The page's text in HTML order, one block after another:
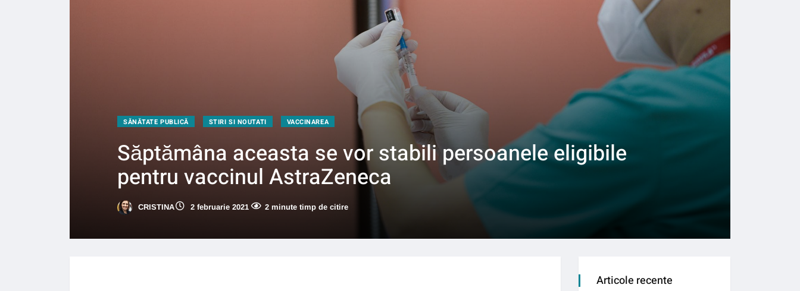
SĂNĂTATE PUBLICĂ STIRI SI NOUTATI VACCINAREA
Săptămâna aceasta se vor stabili persoanele eligibile
pentru vaccinul AstraZeneca
CRISTINA 2 februarie 2021 2 minute timp de citire
Articole recente